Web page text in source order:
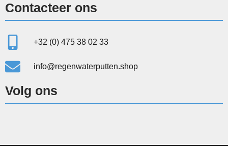
Contacteer ons
+32 (0) 475 38 02 33
info@regenwaterputten.shop
Volg ons